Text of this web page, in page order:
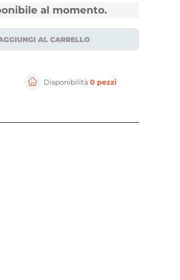
al momento.
AL CARRELLO
Disponibilità 0 pezzi